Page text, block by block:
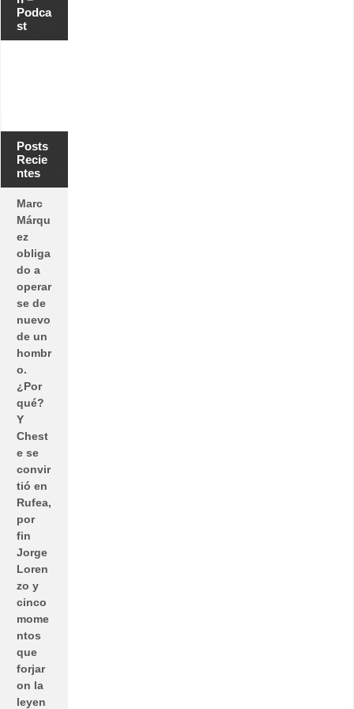
Podca
st
Posts
Recie
ntes
Marc
Márqu
ez
obliga
do a
operar
se de
nuevo
de un
hombr
o.
¿Por
qué?
Y
Chest
e se
convir
tió en
Rufea,
por
fin
Jorge
Loren
zo y
cinco
mome
ntos
que
forjar
on la
leyen